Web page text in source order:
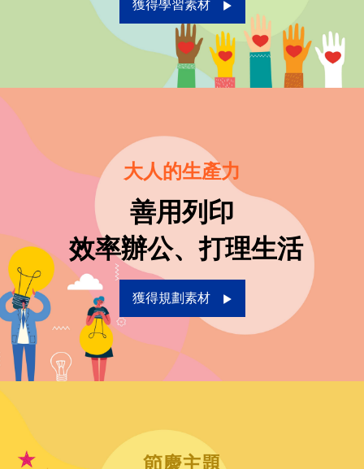
獲得學習素材
大人的生產力
善用列印
效率辦公、打理生活
獲得規劃素材
節慶主題